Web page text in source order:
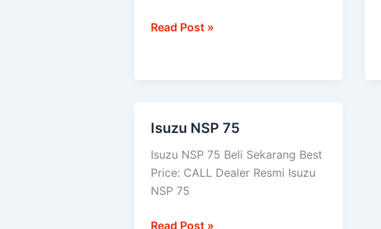
Read Post »
Isuzu NSP 75
Isuzu NSP 75 Beli Sekarang Best
Price: CALL Dealer Resmi Isuzu
NSP 75
Isuzu
75
Read Post »